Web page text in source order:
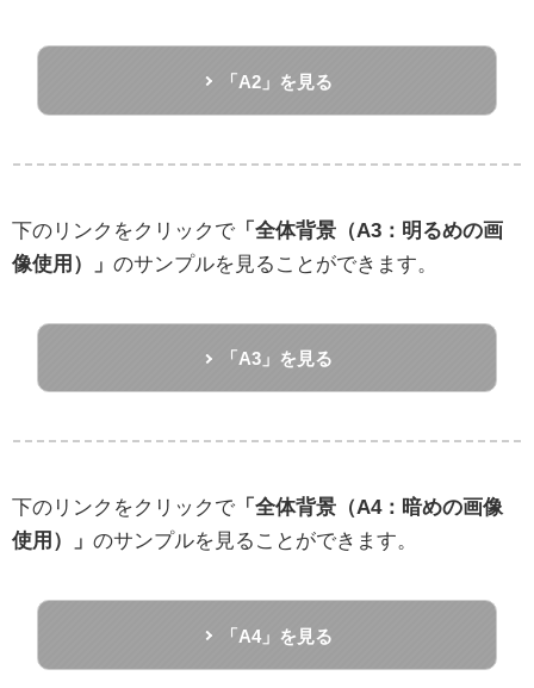
「A2」を見る
下のリンクをクリックで 「全体背景（A3：明るめの画
像使用）」 のサンプルを見ることができます。
「A3」を見る
下のリンクをクリックで 「全体背景（A4：暗めの画像
使用）」 のサンプルを見ることができます。
「A4」を見る